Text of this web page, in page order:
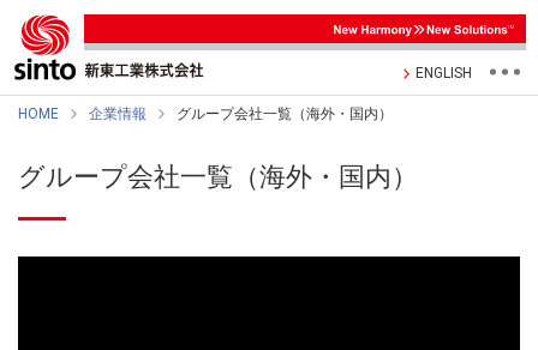
ENGLISH
HOME 企業情報 グループ会社一覧（海外・国内）
グループ会社一覧（海外・国内）